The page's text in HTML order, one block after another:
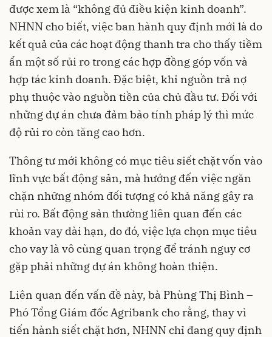
được xem là “không đủ điều kiện kinh doanh”.
NHNN cho biết, việc ban hành quy định mới là do
kết quả của các hoạt động thanh tra cho thấy tiềm
ẩn một số rủi ro trong các hợp đồng góp vốn và
hợp tác kinh doanh. Đặc biệt, khi nguồn trả nợ
phụ thuộc vào nguồn tiền của chủ đầu tư. Đối với
những dự án chưa đảm bảo tính pháp lý thì mức
độ rủi ro còn tăng cao hơn.
Thông tư mới không có mục tiêu siết chặt vốn vào
lĩnh vựcbất động sản, mà hướng đến việc ngăn
chặn những nhóm đối tượng có khả năng gây ra
rủi ro. Bất động sản thường liên quan đến các
khoản vay dài hạn, do đó, việc lựa chọn mục tiêu
cho vay là vô cùng quan trọng để tránh nguy cơ
gặp phải những dự án không hoàn thiện.
Liên quan đến vấn đề này, bà Phùng Thị Bình –
Phó Tổng Giám đốc Agribank cho rằng, thay vì
tiến hành siết chặt hơn, NHNN chỉ đang quy định